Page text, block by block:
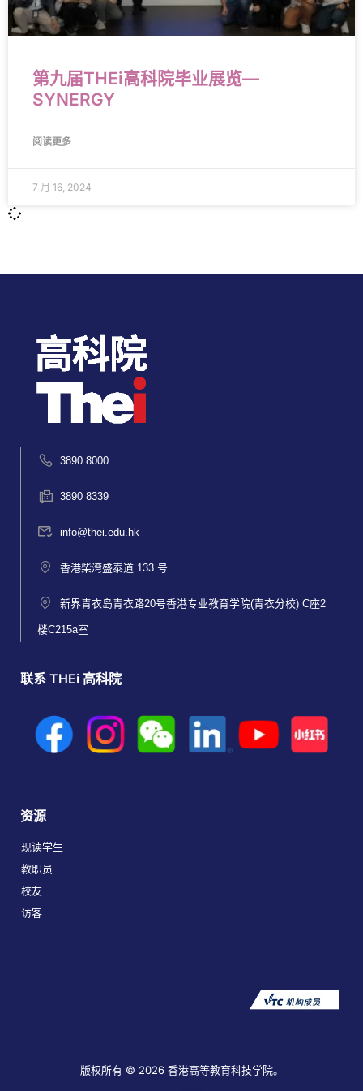
第九届THEi高科院毕业展览—
SYNERGY
阅读更多
7 月 16, 2024
3890 8000
3890 8339
info@thei.edu.hk
香港柴湾盛泰道 133 号
新界青衣岛青衣路20号香港专业教育学院(青衣分校) C座2
楼C215a室
联系 THEi 高科院
资源
现读学生
教职员
校友
访客
版权所有 © 2026 香港高等教育科技学院。